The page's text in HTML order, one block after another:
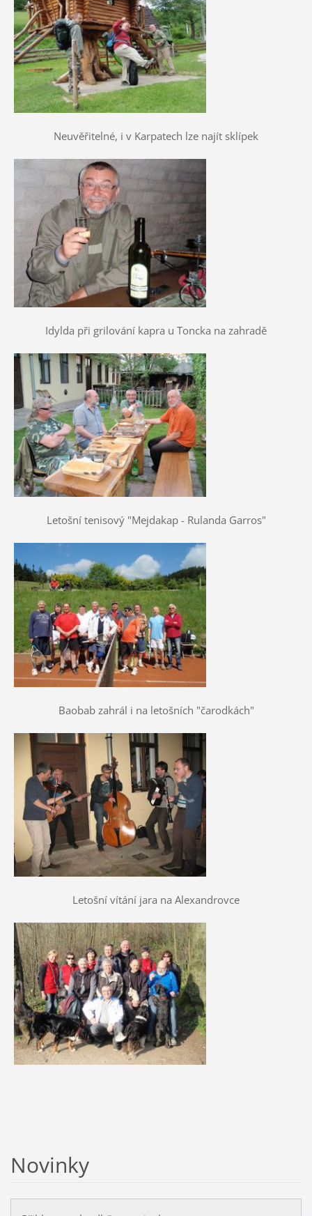
Neuvěřitelné, i v Karpatech lze najít sklípek
Idylda při grilování kapra u Toncka na zahradě
Letošní tenisový "Mejdakap - Rulanda Garros"
Baobab zahrál i na letošních "čarodkách"
Letošní vítání jara na Alexandrovce
Novinky